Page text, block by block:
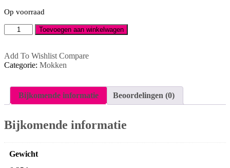
Op voorraad
Keramische
mok
grijs
aantal
Toevoegen aan winkelwagen
Add To Wishlist Compare
Categorie: Mokken
Bijkomende informatie Beoordelingen (0)
Bijkomende informatie
Gewicht